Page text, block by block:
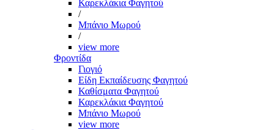
Καρεκλάκια Φαγητού
/
Μπάνιο Μωρού
/
view more
Φροντίδα
Γιογιό
Είδη Εκπαίδευσης Φαγητού
Καθίσματα Φαγητού
Καρεκλάκια Φαγητού
Μπάνιο Μωρού
view more